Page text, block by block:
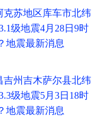
克苏地区库车市北纬
级地震4月28日9时
地震最新消息
吉州吉木萨尔县北纬
级地震5月3日18时
地震最新消息